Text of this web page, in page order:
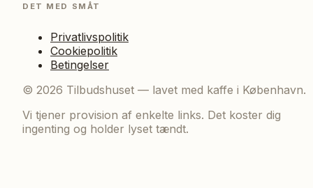
DET MED SMÅT
Privatlivspolitik
Cookiepolitik
Betingelser
© 2026 Tilbudshuset — lavet med kaffe i København.
Vi tjener provision af enkelte links. Det koster dig
ingenting og holder lyset tændt.